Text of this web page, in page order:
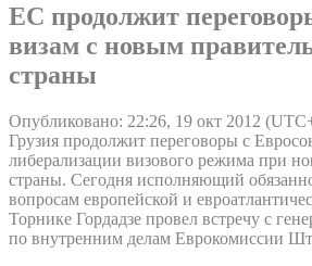
ЕС продолжит
визам с новым
страны
Опубликовано: 22:26, 19 окт 2012
Грузия продолжит переговоры с
либерализации визового режима при
страны. Сегодня исполняющий
вопросам европейской и
Торнике Гордадзе провел встречу с
по внутренним делам Еврокомиссии